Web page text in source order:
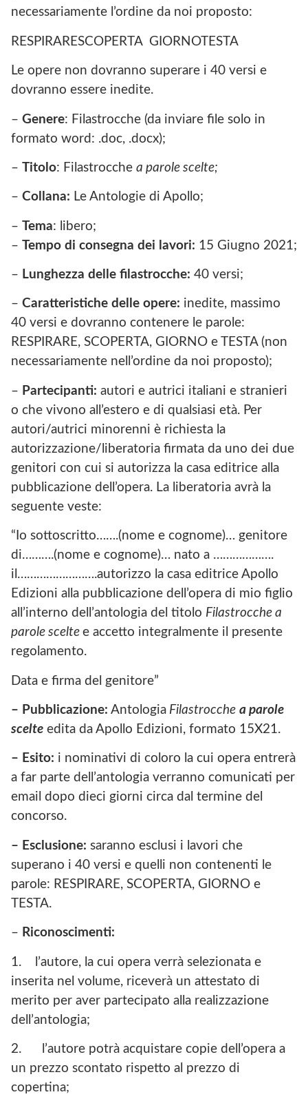
necessariamente l’ordine da noi proposto:
RESPIRARESCOPERTA GIORNOTESTA
Le opere non dovranno superare i 40 versi e
dovranno essere inedite.
– Genere: Filastrocche (da inviare file solo in
formato word: .doc, .docx);
– Titolo: Filastrocche a parole scelte;
– Collana: Le Antologie di Apollo;
– Tema: libero;
– Tempo di consegna dei lavori: 15 Giugno 2021;
– Lunghezza delle filastrocche: 40 versi;
– Caratteristiche delle opere: inedite, massimo
40 versi e dovranno contenere le parole:
RESPIRARE, SCOPERTA, GIORNO e TESTA (non
necessariamente nell’ordine da noi proposto);
– Partecipanti: autori e autrici italiani e stranieri
o che vivono all’estero e di qualsiasi età. Per
autori/autrici minorenni è richiesta la
autorizzazione/liberatoria firmata da uno dei due
genitori con cui si autorizza la casa editrice alla
pubblicazione dell’opera. La liberatoria avrà la
seguente veste:
“Io sottoscritto…….(nome e cognome)… genitore
di……….(nome e cognome)… nato a ……………….
il…………………….autorizzo la casa editrice Apollo
Edizioni alla pubblicazione dell’opera di mio figlio
all’interno dell’antologia del titolo Filastrocche a
parole scelte e accetto integralmente il presente
regolamento.
Data e firma del genitore”
– Pubblicazione: Antologia Filastrocche a parole
scelte edita da Apollo Edizioni, formato 15X21.
– Esito: i nominativi di coloro la cui opera entrerà
a far parte dell’antologia verranno comunicati per
email dopo dieci giorni circa dal termine del
concorso.
– Esclusione: saranno esclusi i lavori che
superano i 40 versi e quelli non contenenti le
parole: RESPIRARE, SCOPERTA, GIORNO e
TESTA.
– Riconoscimenti:
1. l’autore, la cui opera verrà selezionata e
inserita nel volume, riceverà un attestato di
merito per aver partecipato alla realizzazione
dell’antologia;
2.
l’autore potrà acquistare copie dell’opera a
un prezzo scontato rispetto al prezzo di
copertina;